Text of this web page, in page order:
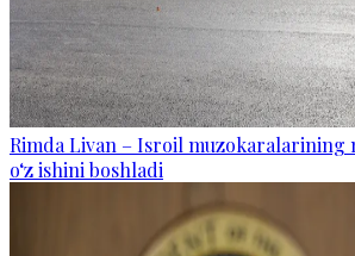
Rimda Livan – Isroil muzokaralarining
o‘z ishini boshladi